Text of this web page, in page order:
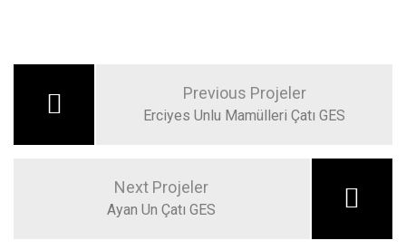
Previous Projeler
Erciyes Unlu Mamülleri Çatı GES
Next Projeler
Ayan Un Çatı GES